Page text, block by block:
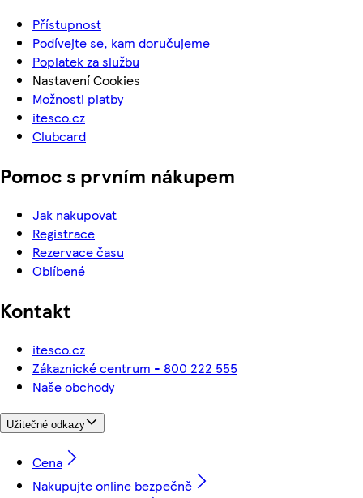
Přístupnost
Podívejte se, kam doručujeme
Poplatek za službu
Nastavení Cookies
Možnosti platby
itesco.cz
Clubcard
Pomoc s prvním nákupem
Jak nakupovat
Registrace
Rezervace času
Oblíbené
Kontakt
itesco.cz
Zákaznické centrum - 800 222 555
Naše obchody
Užitečné odkazy
Cena
Nakupujte online bezpečně